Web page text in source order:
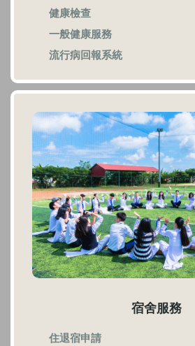
健康檢查
一般健康服務
流行病回報系統
宿舍服務
住退宿申請